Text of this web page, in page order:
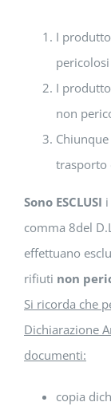
I
I
non
trasporto
Sono ESCLUSI i
comma 8del
effettuano
rifiuti non
Si ricorda che
Dichiarazione
documenti:
copia